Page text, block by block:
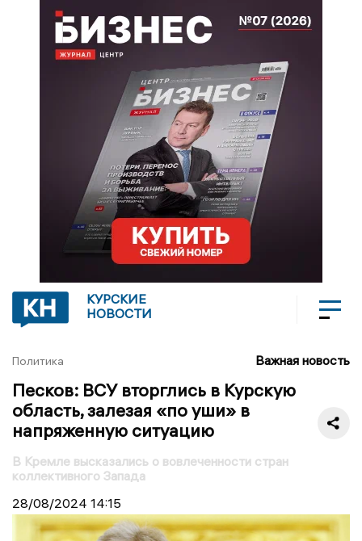
КУРСКИЕ
НОВОСТИ
Политика Важная новость
Песков: ВСУ вторглись в Курскую
область, залезая «по уши» в
напряженную ситуацию
В Кремле высказались о вовлеченности стран
коллективного Запада
28/08/2024 14:15